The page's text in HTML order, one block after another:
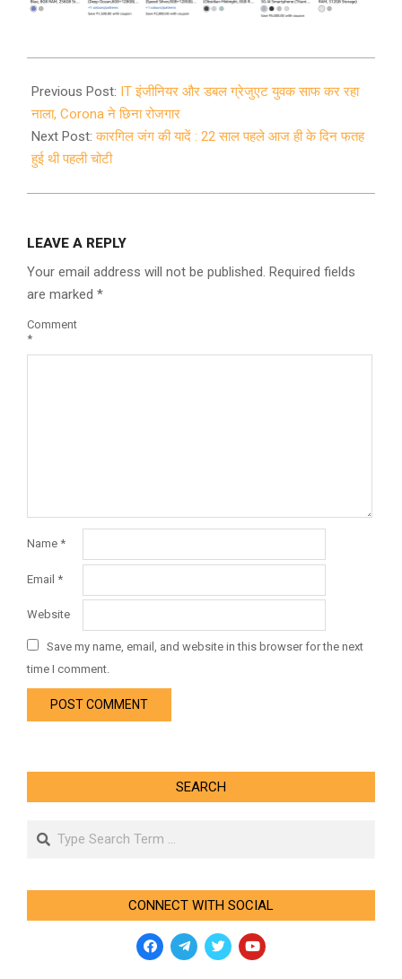
06-
13
Previous Post: IT इंजीनियर और डबल ग्रेजुएट युवक साफ कर रहा
नाला, Corona ने छिना रोजगार
Next Post:कारगिल जंग की यादें : 22 साल पहले आज ही के दिन फतह
हुई थी पहली चोटी
LEAVE A REPLY
Your email address will not be published. Required fields
are marked *
Comment
*
Name *
Email *
Website
Save my name, email, and website in this browser for the next
time I comment.
SEARCH
Search
CONNECT WITH SOCIAL